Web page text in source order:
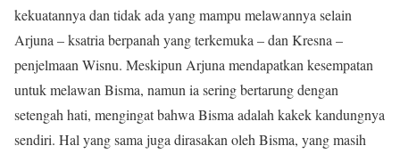
kekuatannya dan tidak ada yang mampu melawannya selain
Arjuna – ksatria berpanah yang terkemuka – dan Kresna –
penjelmaan Wisnu. Meskipun Arjuna mendapatkan kesempatan
untuk melawan Bisma, namun ia sering bertarung dengan
setengah hati, mengingat bahwa Bisma adalah kakek kandungnya
sendiri. Hal yang sama juga dirasakan oleh Bisma, yang masih